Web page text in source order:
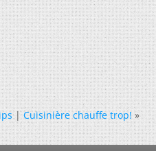
|Cuisinière chauffe trop! »